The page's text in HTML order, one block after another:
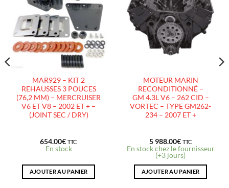
À LA
LISTE
D’ENVIES
MAR929 – KIT 2
REHAUSSES 3 POUCES
(76,2 MM) – MERCRUISER
V6 ET V8 – 2002 ET + –
(JOINT SEC / DRY)
654.00€ TTC
En stock
AJOUTER AU PANIER
À LA
LISTE
D’ENVIES
MOTEUR MARIN
RECONDITIONNÉ –
GM 4.3L V6 – 262 CID –
VORTEC – TYPE GM262-
234 – 2007 ET +
5 988.00€ TTC
En stock chez le fournisseur
(+3 jours)
AJOUTER AU PANIER